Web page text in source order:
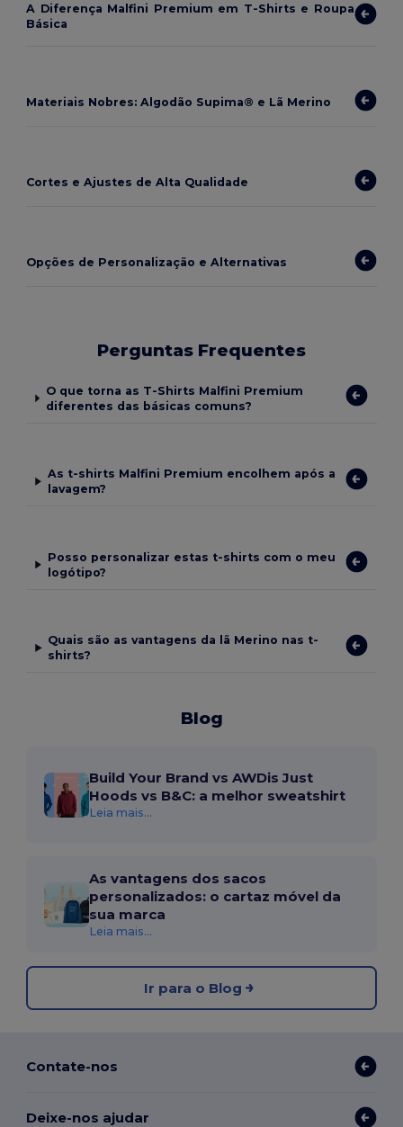
A Diferença Malfini Premium em T-Shirts e Roupa
Básica
Materiais Nobres: Algodão Supima® e Lã Merino
Cortes e Ajustes de Alta Qualidade
Opções de Personalização e Alternativas
Perguntas Frequentes
O que torna as T-Shirts Malfini Premium
diferentes das básicas comuns?
As t-shirts Malfini Premium encolhem após a
lavagem?
Posso personalizar estas t-shirts com o meu
logótipo?
Quais são as vantagens da lã Merino nas t-
shirts?
Blog
Build Your Brand vs AWDis Just
Hoods vs B&C: a melhor sweatshirt
Leia mais...
As vantagens dos sacos
personalizados: o cartaz móvel da
sua marca
Leia mais...
Ir para o Blog
Contate-nos
Deixe-nos ajudar